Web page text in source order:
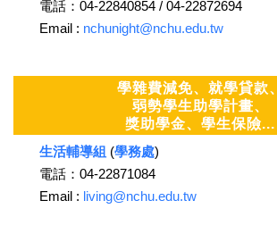
電話：04-22840854 / 04-22872694
Email : nchunight@nchu.edu.tw
學雜費減免、就學貸款、
弱勢學生助學計畫、
獎助學金、學生保險...
生活輔導組 (學務處)
電話：04-22871084
Email : living@nchu.edu.tw